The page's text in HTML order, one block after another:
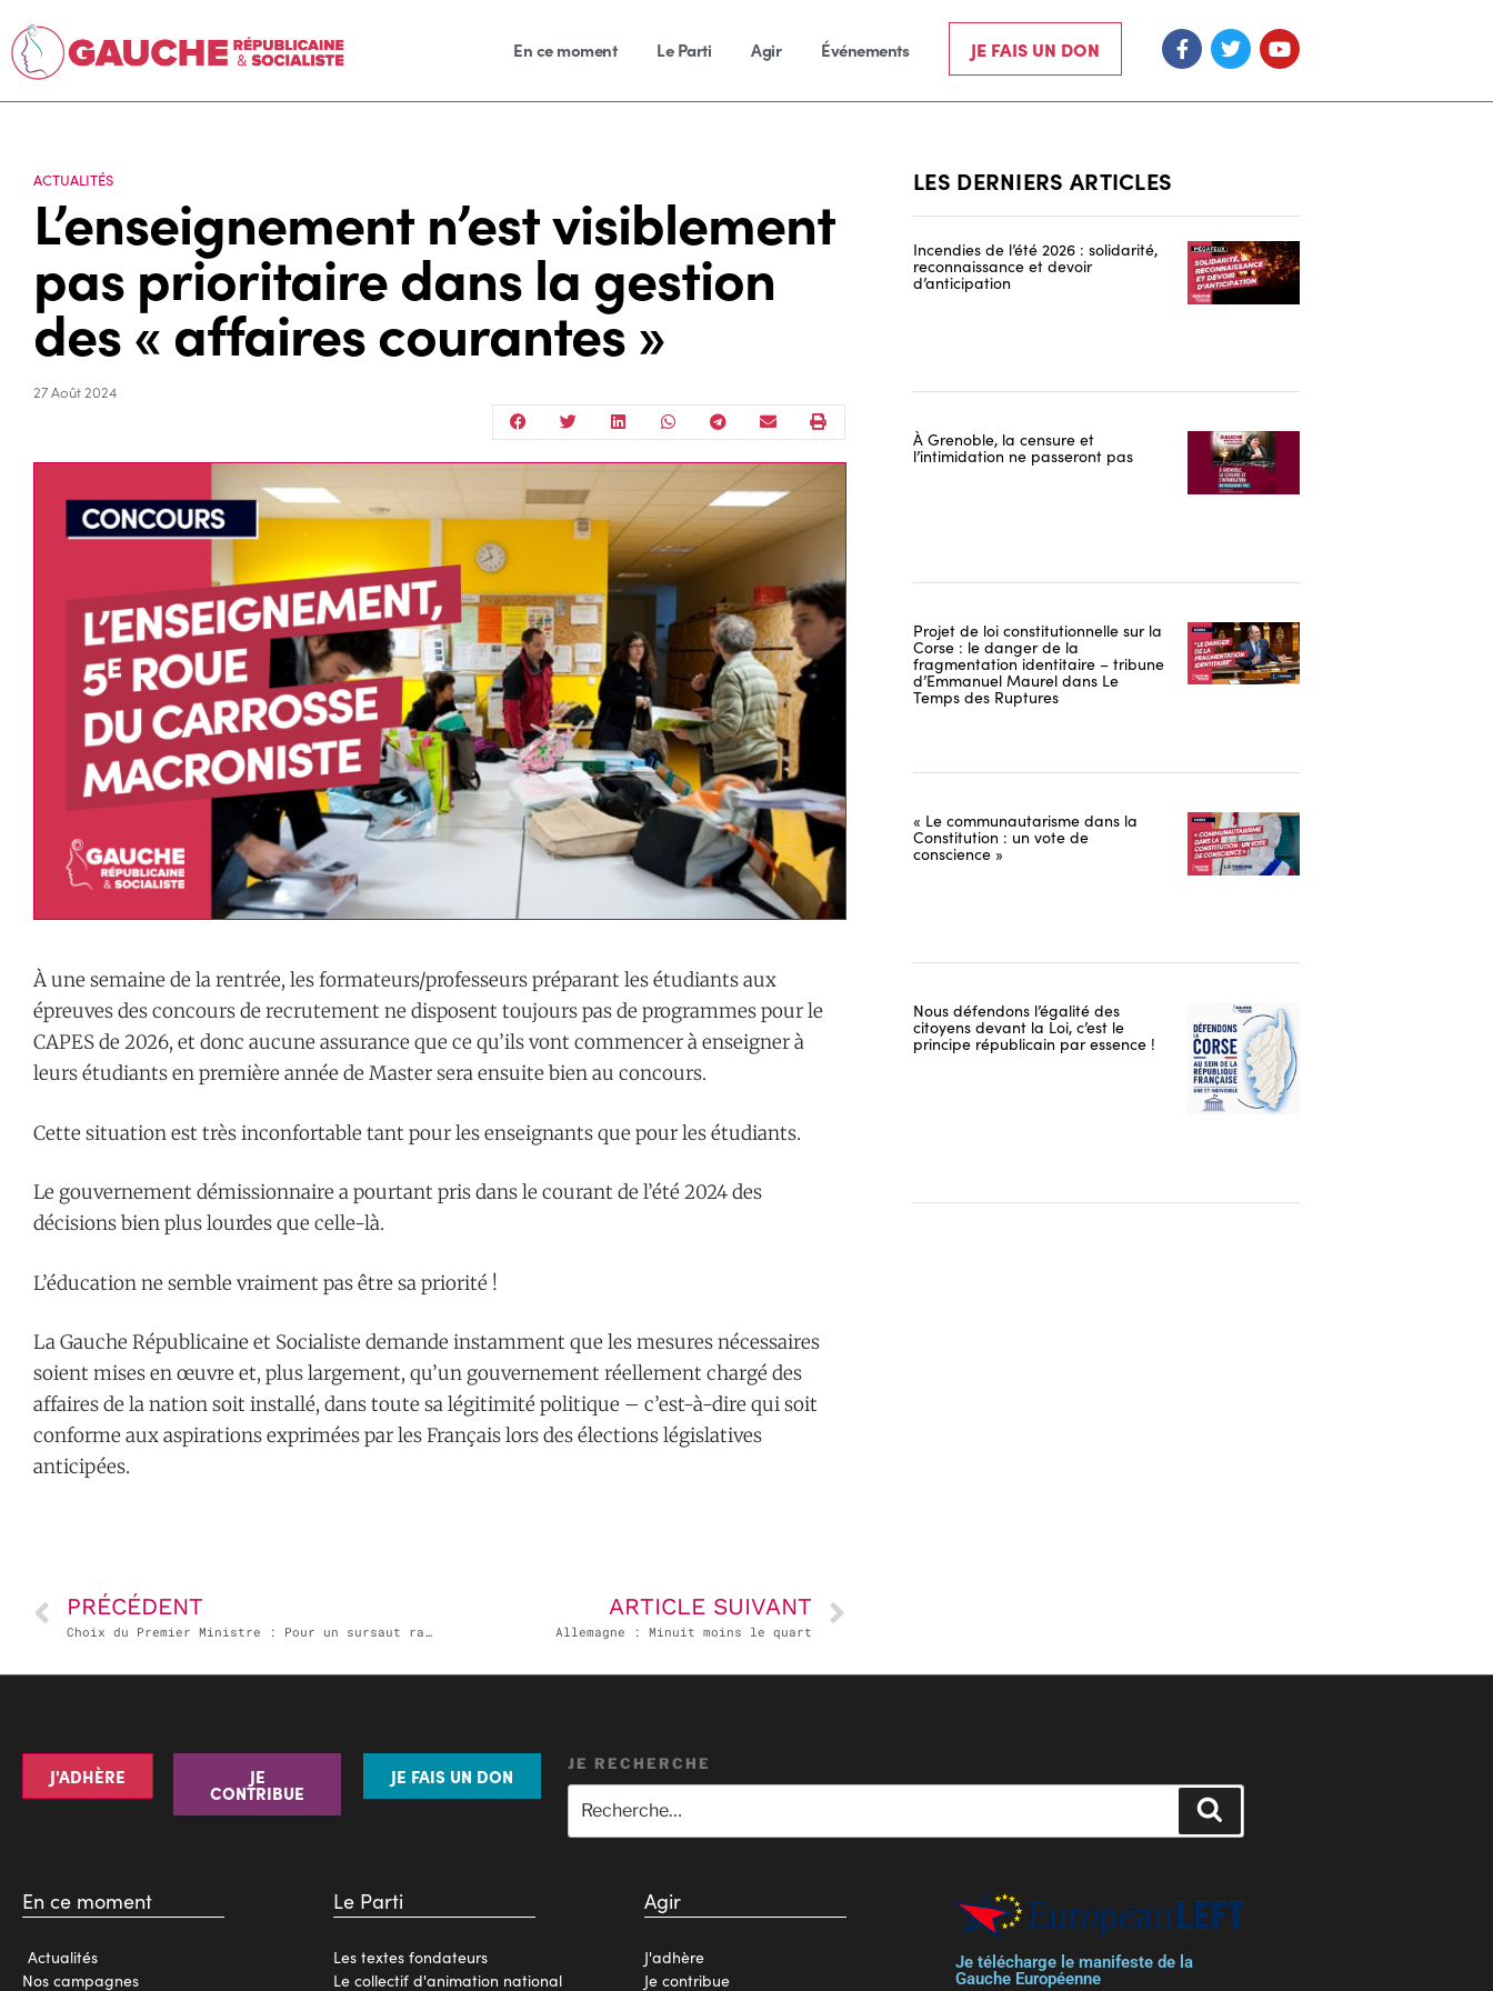
En ce moment Le Parti Agir Événements JE FAIS UN DON
ACTUALITÉS
L’enseignement n’est visiblement
pas prioritaire dans la gestion
des « affaires courantes »
27 Août 2024
À une semaine de la rentrée, les formateurs/professeurs préparant les étudiants aux
épreuves des concours de recrutement ne disposent toujours pas de programmes pour le
CAPES de 2026, et donc aucune assurance que ce qu’ils vont commencer à enseigner à
leurs étudiants en première année de Master sera ensuite bien au concours.
Cette situation est très inconfortable tant pour les enseignants que pour les étudiants.
Le gouvernement démissionnaire a pourtant pris dans le courant de l’été 2024 des
décisions bien plus lourdes que celle-là.
L’éducation ne semble vraiment pas être sa priorité !
La Gauche Républicaine et Socialiste demande instamment que les mesures nécessaires
soient mises en œuvre et, plus largement, qu’un gouvernement réellement chargé des
affaires de la nation soit installé, dans toute sa légitimité politique – c’est-à-dire qui soit
conforme aux aspirations exprimées par les Français lors des élections législatives
anticipées.
PRÉCÉDENT
Choix du Premier Ministre : Pour un sursaut rapide !
ARTICLE SUIVANT
Allemagne : Minuit moins le quart
LES DERNIERS ARTICLES
Incendies de l’été 2026 : solidarité,
reconnaissance et devoir
d’anticipation
À Grenoble, la censure et
l’intimidation ne passeront pas
Projet de loi constitutionnelle sur la
Corse : le danger de la
fragmentation identitaire – tribune
d’Emmanuel Maurel dans Le
Temps des Ruptures
« Le communautarisme dans la
Constitution : un vote de
conscience »
Nous défendons l’égalité des
citoyens devant la Loi, c’est le
principe républicain par essence !
J'ADHÈRE JE
CONTRIBUE
JE FAIS UN DON
JE RECHERCHE
En ce moment
Actualités
Nos campagnes
Le Parti
Les textes fondateurs
Le collectif d'animation national
Agir
J'adhère
Je contribue
Je télécharge le manifeste de la
Gauche Européenne